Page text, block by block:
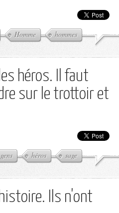
Homme hommes
héros. Il faut
sur le trottoir et
gens héros sage
Ils n'ont